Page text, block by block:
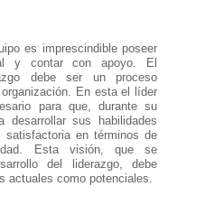
es imprescindible poseer
y contar con apoyo. El
debe ser un proceso
En esta el líder
para que, durante su
desarrollar sus habilidades
satisfactoria en términos de
Esta visión, que se
del liderazgo, debe
actuales como potenciales.